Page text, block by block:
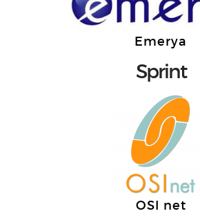
Emerya
Sprint
OSI net